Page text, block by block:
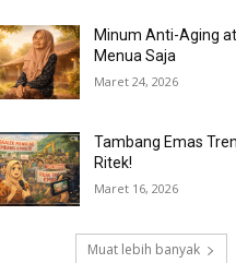
Minum Anti-Aging
Menua Saja
Maret 24, 2026
Tambang Emas
Ritek!
Maret 16, 2026
Muat lebih banyak